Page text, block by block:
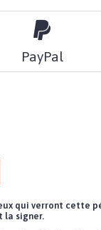
PayPal
qui verront cette
la signer.